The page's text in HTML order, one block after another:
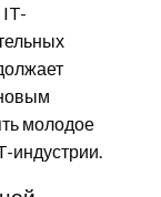
IT-
молодое
индустрии.